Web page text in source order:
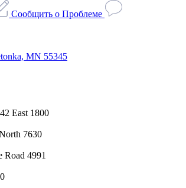
Сообщить о Проблеме
MN 55345
East 1800
7630
4991